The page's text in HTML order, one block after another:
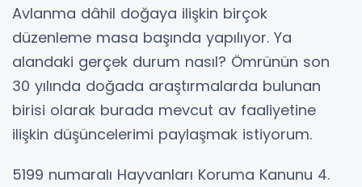
Avlanma dâhil doğaya ilişkin birçok
düzenleme masa başında yapılıyor. Ya
alandaki gerçek durum nasıl? Ömrünün son
30 yılında doğada araştırmalarda bulunan
birisi olarak burada mevcut av faaliyetine
ilişkin düşüncelerimi paylaşmak istiyorum.
5199 numaralı Hayvanları Koruma Kanunu 4.